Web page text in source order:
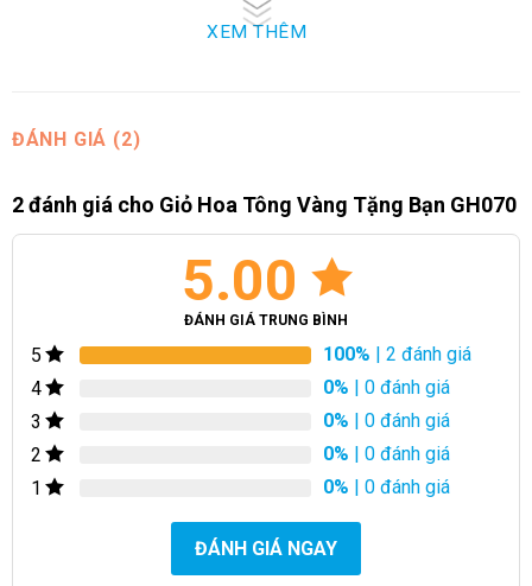
Chúng tôi có đội ngũ thiết kế chuyên nghiệp, và thiết kế của
sản phẩm có thể được điều chỉnh tùy thuộc vào yêu cầu cụ
nhất.
XEM THÊM
ĐÁNH GIÁ (2)
2 đánh giá cho Giỏ Hoa Tông Vàng Tặng Bạn GH070
5.00
ĐÁNH GIÁ TRUNG BÌNH
5 100% | 2 đánh giá
4
0% | 0 đánh giá
3
0% | 0 đánh giá
2
0% | 0 đánh giá
1
0% | 0 đánh giá
ĐÁNH GIÁ NGAY